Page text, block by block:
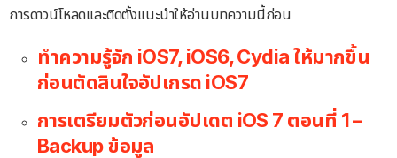
การดาวน์โหลดและติดตั้งแนะนำให้อ่านบทความนี้ก่อน
ทำความรู้จัก iOS7, iOS6, Cydia ให้มากขึ้น
ก่อนตัดสินใจอัปเกรด iOS7
การเตรียมตัวก่อนอัปเดต iOS 7 ตอนที่ 1 –
Backup ข้อมูล